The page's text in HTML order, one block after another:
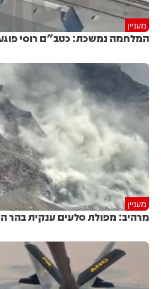
מעניין
המלחמה נמשכת: כטב"ם רוסי
מעניין
מרהיב: מפולת סלעים ענקית בהר